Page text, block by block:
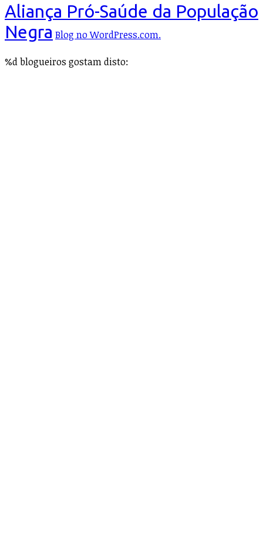
Aliança Pró-Saúde da População
Negra Blog no WordPress.com.
%dblogueiros gostam disto: